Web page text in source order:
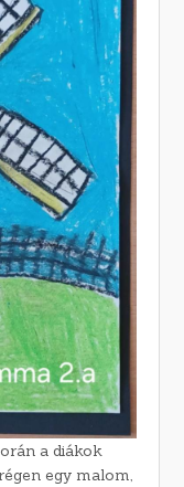
a diákok
egy malom,